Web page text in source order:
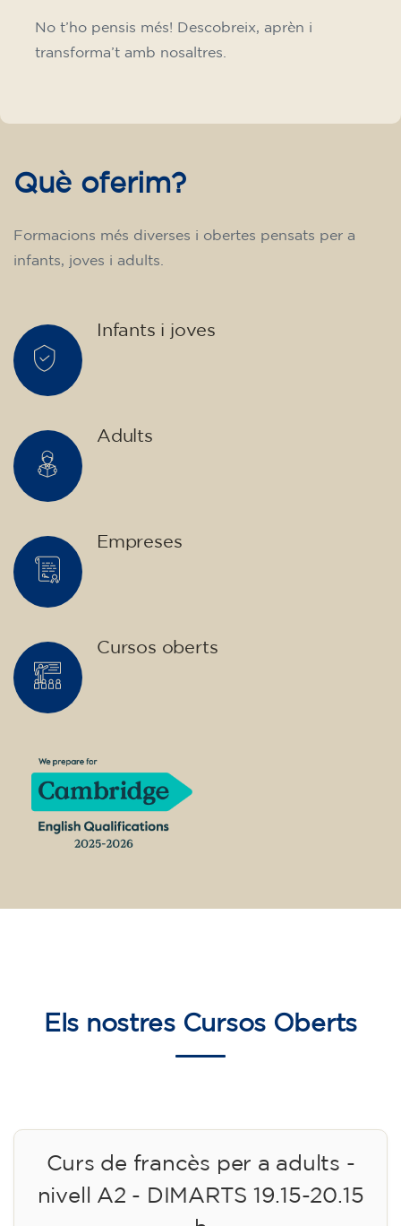
No t’ho pensis més! Descobreix, aprèn i
transforma’t amb nosaltres.
Què oferim?
Formacions més diverses i obertes pensats per a
infants, joves i adults.
Infants i joves
Adults
Empreses
Cursos oberts
Els nostresCursos Oberts
Curs de francès per a adults -
nivell A2 - DIMARTS 19.15-20.15